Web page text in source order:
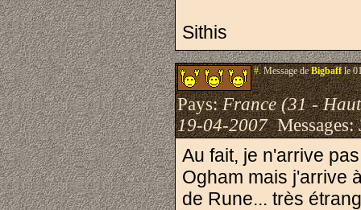
Sithis
#.Message deBigbaffle
Pays:France (31 -
19-04-2007Messages:
Au fait, je n'arrive
Ogham mais j'arrive
de Rune... très